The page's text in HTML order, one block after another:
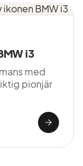
i3
med
pionjär